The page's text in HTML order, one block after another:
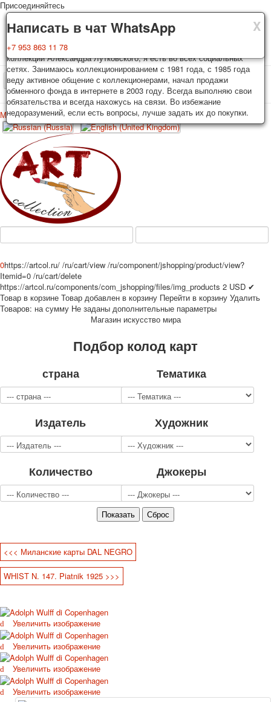
X
Доставка
Колоды, почтовые открытки тщательно упаковываются и
отправляются в течении 3-4 рабочих дней после оплаты.
Исключение: репринт под заказ, такие колоды карт отправляются в
течении 7-8 рабочих дней. Отправка осуществляется почтой России
с треком отслеживания. Цена пересылки зависит от веса и тарифов
почты на момент покупки. По желанию покупателя возможна
отправка СДЕК или другими транспортными компаниями.
X
Гарантия
Вы покупаете колоды игральных карт, почтовые открытки из частной
коллекции Александра Лутковского, я есть во всех социальных
сетях. Занимаюсь коллекционированием с 1981 года, с 1985 года
веду активное общение с коллекционерами, начал продажи
обменного фонда в интернете в 2003 году. Всегда выполняю свои
обязательства и всегда нахожусь на связи. Во избежание
недоразумений, если есть вопросы, лучше задать их до покупки.
X
Написать в чат WhatsApp
+7 953 863 11 78
Присоединяйтесь
TPL_PROTOSTAR_TOGGLE_MENU
Главная Игральные карты Открытки
Новости О сайте
Меню
Главная
Игральные карты
Классические
Эротические рисунки
Рекламные
Эротические фотоколоды
Пин-ап
Политические
Личности-звезды
Для детей
Видовые
Звери
Комбинат Цветной Печати
Армия и полиция
Открытки
С Новым годом!
Поздравляю
Октябрьская революция
С рождеством
Пасха
Разные пожелания
1 сентября школа
Приглашение
Новости
Новости карточных колод
Новости открыток
О сайте
Войти
0https://artcol.ru/ /ru/cart/view /ru/component/jshopping/product/view?
Itemid=0 /ru/cart/delete
https://artcol.ru/components/com_jshopping/files/img_products 2 USD ✔
Товар в корзине Товар добавлен в корзину Перейти в корзину Удалить
Товаров: на сумму Не заданы дополнительные параметры
Магазин искусство мира
Подбор колод карт
страна Тематика
Издатель Художник
Количество Джокеры
<<< Миланские карты DAL NEGRO
WHIST N. 147. Piatnik 1925 >>>
Увеличить изображение
Увеличить изображение
Увеличить изображение
Увеличить изображение